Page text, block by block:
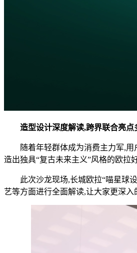
造型设计深度解读,跨界联合亮点
随着年轻群体成为消费主力军,用户
造出独具“复古未来主义”风格的欧拉
此次沙龙现场,长城欧拉“喵星球设
艺等方面进行全面解读,让大家更深入